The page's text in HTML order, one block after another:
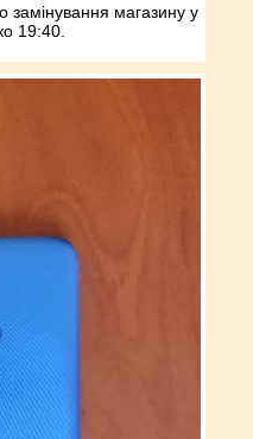
замінування магазину у
19:40.